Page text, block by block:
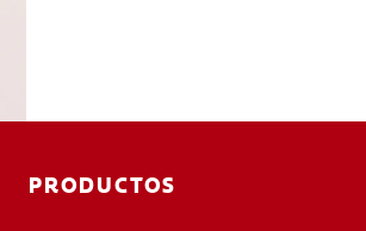
PRODUCTOS